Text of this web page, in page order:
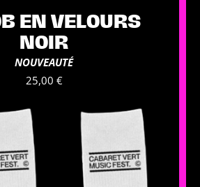
EN VELOURS
NOIR
NOUVEAUTÉ
25,00 €